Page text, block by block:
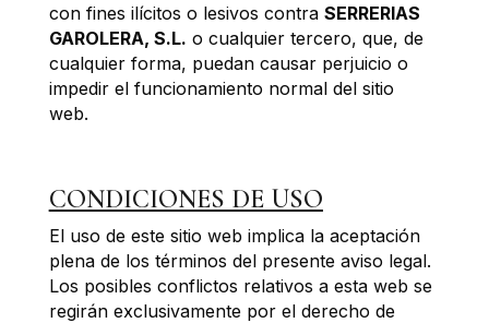
con fines ilícitos o lesivos contra SERRERIAS
GAROLERA, S.L. o cualquier tercero, que, de
cualquier forma, puedan causar perjuicio o
impedir el funcionamiento normal del sitio
web.
CONDICIONES DE USO
El uso de este sitio web implica la aceptación
plena de los términos del presente aviso legal.
Los posibles conflictos relativos a esta web se
regirán exclusivamente por el derecho de